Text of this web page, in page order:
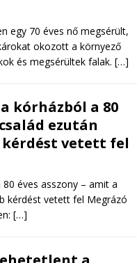
egy 70 éves nő megsérült,
okozott a környező
és megsérültek falak. […]
kórházból a 80
ezután
vetett fel
éves asszony – amit a
kérdést vetett fel Megrázó
[…]